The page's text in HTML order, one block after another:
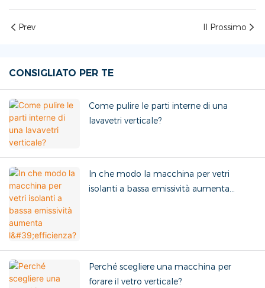
Prev Il Prossimo
CONSIGLIATO PER TE
Come pulire le parti interne di una
lavavetri verticale?
In che modo la macchina per vetri
isolanti a bassa emissività aumenta
Perché scegliere una macchina per
forare il vetro verticale?